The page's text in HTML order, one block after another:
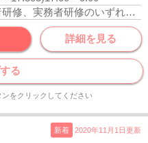
介護福祉士、初任者研修、実務者研修のいずれかの資格をお持ちの方
詳細を見る
る
をクリックしてください
新着 2020年11月1日更新